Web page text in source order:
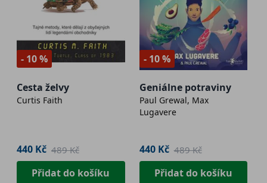
- 10 %
Cesta želvy
Curtis Faith
440 Kč 489 Kč
Přidat do košíku
- 10 %
Geniálne potraviny
Paul Grewal, Max
Lugavere
440 Kč 489 Kč
Přidat do košíku